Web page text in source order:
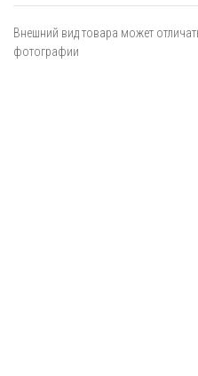
Внешний вид товара может
фотографии